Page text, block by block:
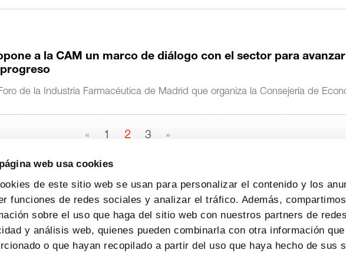
web usa cookies
de este sitio web se usan para personalizar el contenido y los
funciones de redes sociales y analizar el tráfico. Además, compartimos
sobre el uso que haga del sitio web con nuestros partners de
y análisis web, quienes pueden combinarla con otra información
o que hayan recopilado a partir del uso que haya hecho de sus
a la CAM un marco de diálogo con el sector para avanzar
de la Industria Farmacéutica de Madrid que organiza la Consejería de
« 1 2 3 »